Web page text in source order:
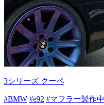
3シリーズ クーペ
#BMW #e92 #マフラー製作中